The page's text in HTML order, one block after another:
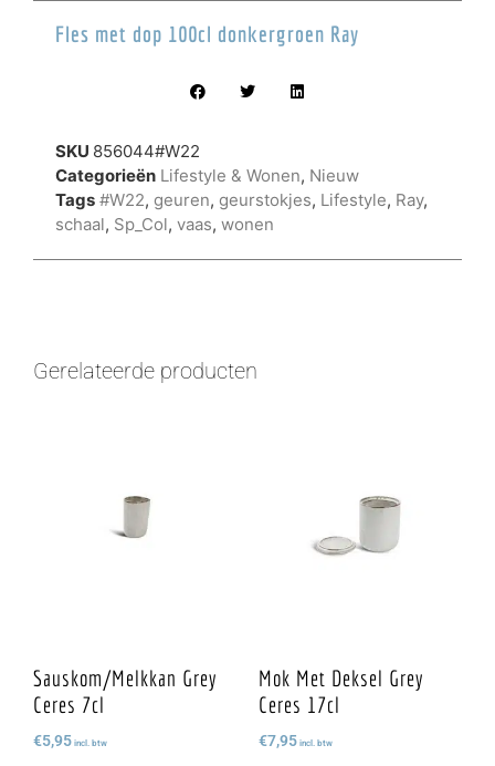
Fles met dop 100cl donkergroen Ray
SKU 856044#W22
Categorieën Lifestyle & Wonen, Nieuw
Tags #W22, geuren, geurstokjes, Lifestyle, Ray,
schaal, Sp_Col, vaas, wonen
Gerelateerde producten
Sauskom/melkkan Grey
Ceres 7cl
€5,95 incl. btw
Mok Met Deksel Grey
Ceres 17cl
€7,95 incl. btw